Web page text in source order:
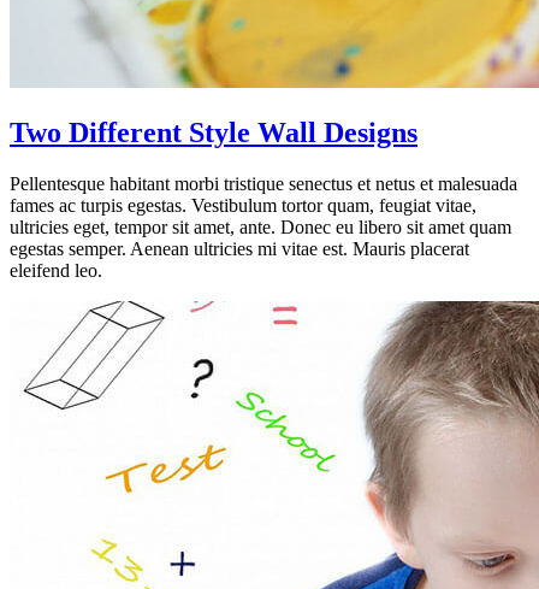
Two Different Style Wall Designs
Pellentesque habitant morbi tristique senectus et netus et malesuada
fames ac turpis egestas. Vestibulum tortor quam, feugiat vitae,
ultricies eget, tempor sit amet, ante. Donec eu libero sit amet quam
egestas semper. Aenean ultricies mi vitae est. Mauris placerat
eleifend leo.